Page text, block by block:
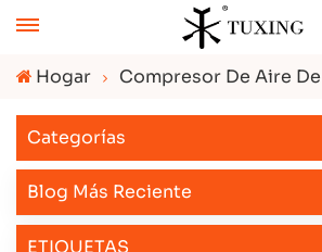
Hogar Compresor De Aire
Categorías
Blog Más Reciente
ETIQUETAS